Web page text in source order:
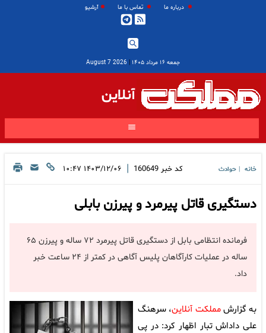
درباره ما تماس با ما آرشیو
جمعه ۱۶ مرداد ۱۴۰۵ |
2026 August 7
آنلاین
خانه حوادث کد خبر 160649
| ۱۴۰۳/۱۲/۰۶ ۱۰:۴۷
دستگیری قاتل پیرمرد و پیرزن بابلی
فرمانده انتظامی بابل از دستگیری قاتل پیرمرد ۷۲ ساله و پیرزن ۶۵
ساله در عملیات کارآگاهان پلیس آگاهی در کمتر از ۲۴ ساعت خبر
داد.
به گزارشمملکت آنلاین، سرهنگ
علی داداش تبار اظهار کرد: در پی